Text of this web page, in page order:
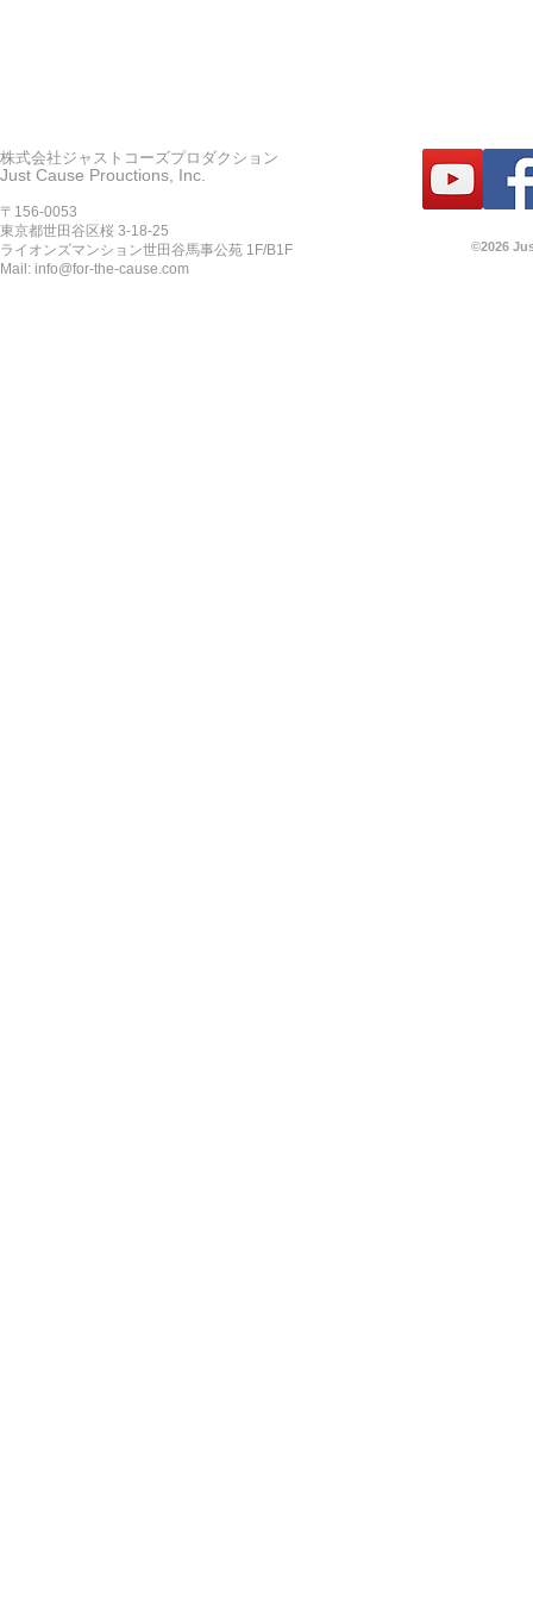
株式会社ジャストコーズプロダクション
Just Cause Prouctions, Inc.
〒156-0053
東京都世田谷区桜 3-18-25
ライオンズマンション世田谷馬事公苑 1F/B1F
Mail: info@for-the-cause.com
©2026